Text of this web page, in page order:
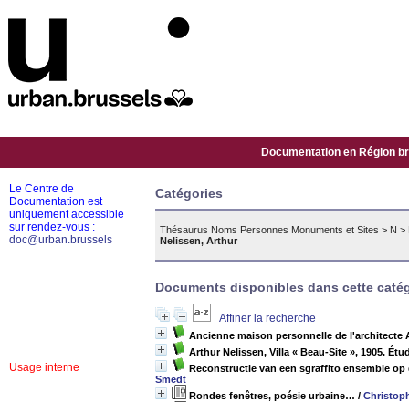
Documentation en Région
Catégories
Thésaurus Noms Personnes Monuments et Sites > N >
Nelissen, Arthur
Documents disponibles dans cette
Affiner la recherche
Ancienne maison personnelle de l'architecte
Arthur Nelissen, Villa « Beau-Site », 1905.
Reconstructie van een sgraffito ensemble op
Smedt
Rondes fenêtres, poésie urbaine… /
Le Centre de
Documentation est
uniquement accessible
sur rendez-vous :
doc@urban.brussels
Usage interne